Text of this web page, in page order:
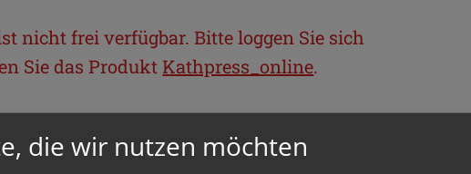
nicht frei verfügbar. Bitte loggen Sie sich
Sie das Produkt Kathpress_online.
die wir nutzen möchten